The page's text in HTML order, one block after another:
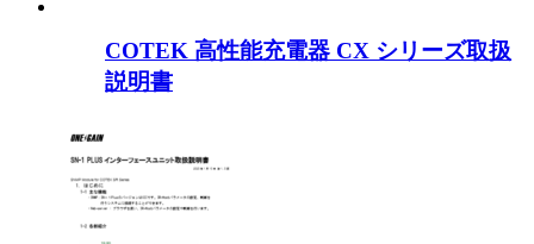
COTEK 高性能充電器 CX シリーズ取扱
説明書